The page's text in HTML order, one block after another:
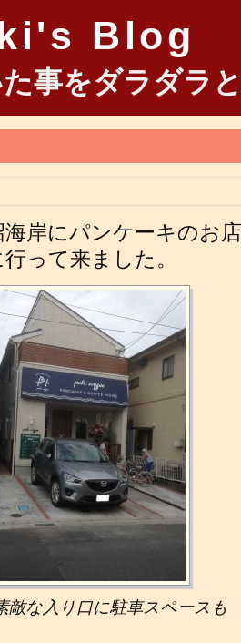
Blog
事をダラダラ
岸にパンケーキのお
って来ました。
敵な入り口に駐車スペースも